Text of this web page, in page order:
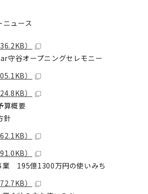
ュース
）
守谷オープニングセレモニー
）
）
算概要
針
）
）
業 195億1300万円の使いみち
）